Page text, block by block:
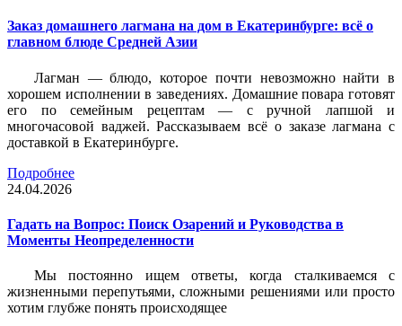
Заказ домашнего лагмана на дом в Екатеринбурге: всё о
главном блюде Средней Азии
Лагман — блюдо, которое почти невозможно найти в
хорошем исполнении в заведениях. Домашние повара готовят
его по семейным рецептам — с ручной лапшой и
многочасовой ваджей. Рассказываем всё о заказе лагмана с
доставкой в Екатеринбурге.
Подробнее
24.04.2026
Гадать на Вопрос: Поиск Озарений и Руководства в
Моменты Неопределенности
Мы постоянно ищем ответы, когда сталкиваемся с
жизненными перепутьями, сложными решениями или просто
хотим глубже понять происходящее